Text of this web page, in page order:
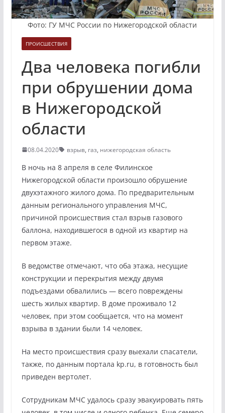
Фото: ГУ МЧС России по Нижегородской области
ПРОИСШЕСТВИЯ
Два человека погибли
при обрушении дома
в Нижегородской
области
08.04.2020 взрыв, газ, нижегородская область
В ночь на 8 апреля в селе Филинское
Нижегородской области произошло обрушение
двухэтажного жилого дома. По предварительным
данным регионального управления МЧС,
причиной происшествия стал взрыв газового
баллона, находившегося в одной из квартир на
первом этаже.
В ведомстве отмечают, что оба этажа, несущие
конструкции и перекрытия между двумя
подъездами обвалились — всего повреждены
шесть жилых квартир. В доме проживало 12
человек, при этом сообщается, что на момент
взрыва в здании были 14 человек.
На место происшествия сразу выехали спасатели,
также, по данным портала kp.ru, в готовность был
приведен вертолет.
Сотрудникам МЧС удалось сразу эвакуировать пять